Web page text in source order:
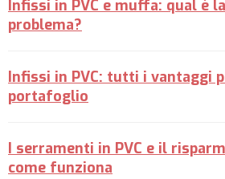
Infissi in PVC e muffa: qual è
problema?
Infissi in PVC: tutti i vantaggi
portafoglio
I serramenti in PVC e il
come funziona